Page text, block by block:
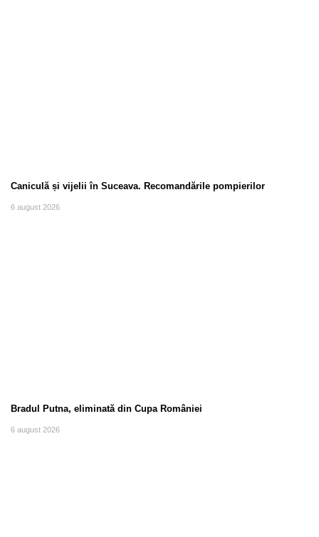
Caniculă și vijelii în Suceava. Recomandările pompierilor
6 august 2026
Bradul Putna, eliminată din Cupa României
6 august 2026